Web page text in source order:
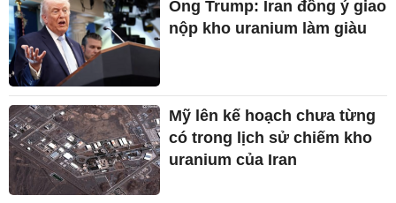
Ông Trump: Iran đồng ý giao
nộp kho uranium làm giàu
Mỹ lên kế hoạch chưa từng
có trong lịch sử chiếm kho
uranium của Iran